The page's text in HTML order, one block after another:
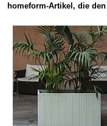
homeform-Artikel, die